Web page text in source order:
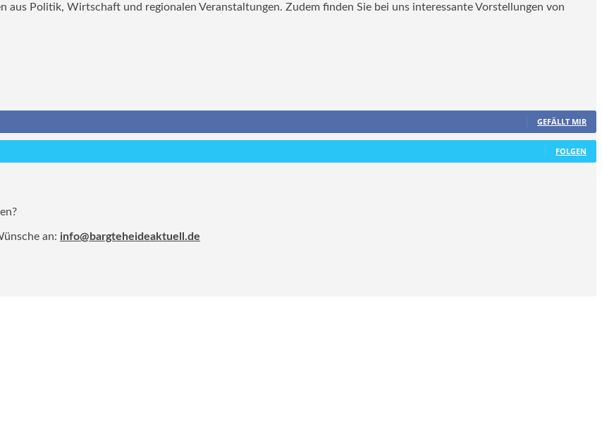
Politik, Wirtschaft und regionalen Veranstaltungen. Zudem finden Sie bei uns interessante Vorstellungen von
GEFÄLLT MIR
FOLGEN
an: info@bargteheideaktuell.de